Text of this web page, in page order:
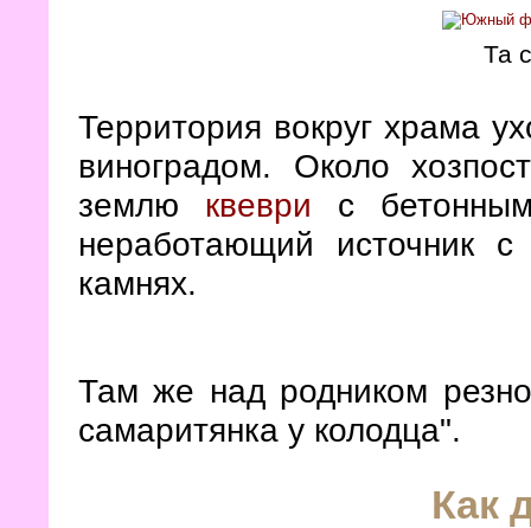
Та
Территория вокруг храма
виноградом. Около
землю квеври с
неработающий источник
камнях.
Там же над родником
самаритянка у колодца".
Как